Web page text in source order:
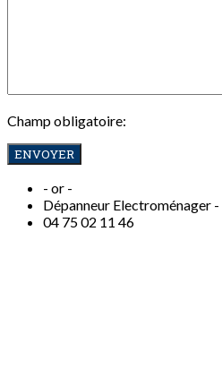
Champ obligatoire:
- or -
Dépanneur Electroménager -
04 75 02 11 46